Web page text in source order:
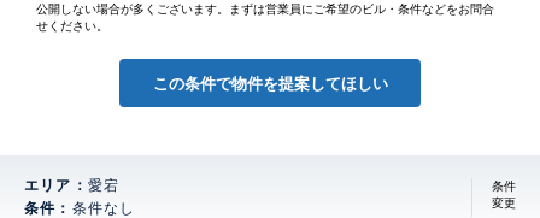
公開しない場合が多くございます。まずは営業員にご希望のビル・条件などをお問合
せください。
この条件で物件を提案してほしい
エリア： 愛宕
条件： 条件なし
条件
変更